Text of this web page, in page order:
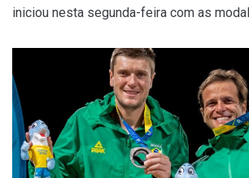
iniciou nesta segunda-feira com as